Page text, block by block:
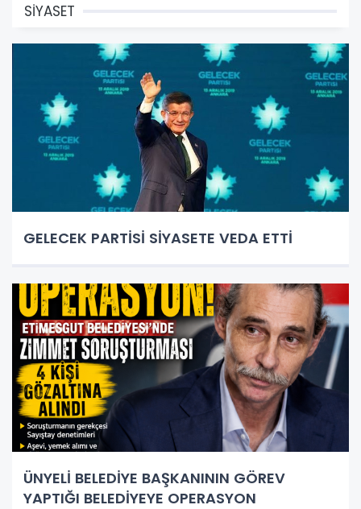
SİYASET
GELECEK PARTİSİ SİYASETE VEDA ETTİ
ÜNYELİ BELEDİYE BAŞKANININ GÖREV
YAPTIĞI BELEDİYEYE OPERASYON